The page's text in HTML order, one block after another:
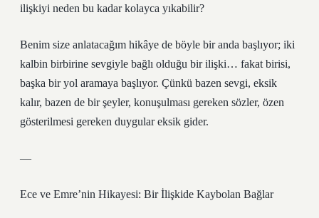
ilişkiyi neden bu kadar kolayca yıkabilir?
Benim size anlatacağım hikâye de böyle bir anda başlıyor; iki
kalbin birbirine sevgiyle bağlı olduğu bir ilişki… fakat birisi,
başka bir yol aramaya başlıyor. Çünkü bazen sevgi, eksik
kalır, bazen de bir şeyler, konuşulması gereken sözler, özen
gösterilmesi gereken duygular eksik gider.
—
Ece ve Emre’nin Hikayesi: Bir İlişkide Kaybolan Bağlar